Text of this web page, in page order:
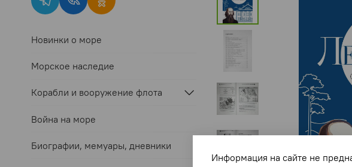
Новинки о море
Морское наследие
Корабли и вооружение флота
Война на море
Биографии, мемуары, дневники
Информация на сайте не